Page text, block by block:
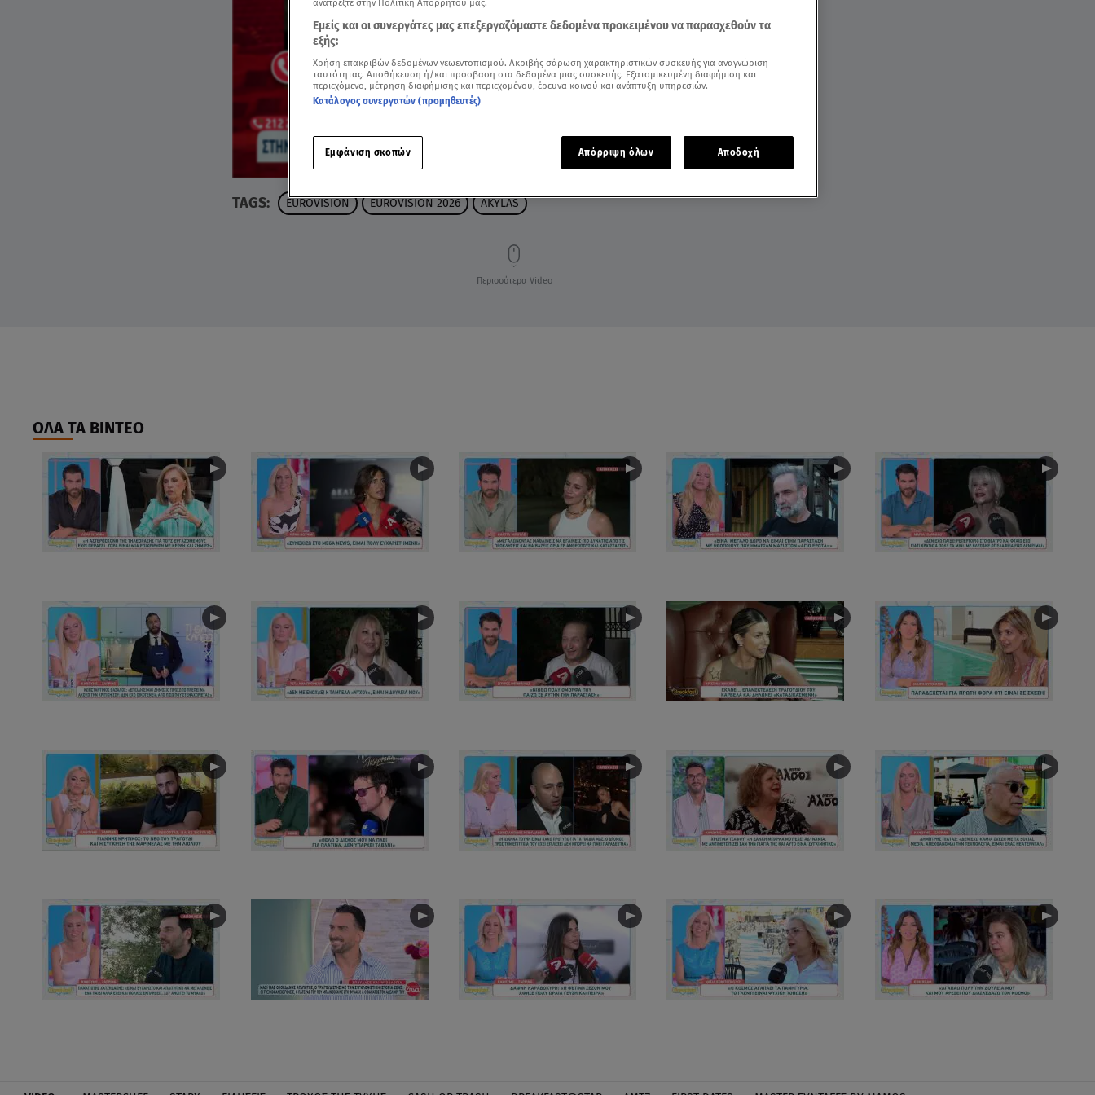
TAGS: EUROVISION EUROVISION 2026 AKYLAS
Περισσότερα Video
ΟΛΑ ΤΑ ΒΙΝΤΕΟ
ανατρέξτε στην Πολιτική Απορρήτου μας.
Εμείς και οι συνεργάτες μας επεξεργαζόμαστε δεδομένα προκειμένου να παρασχεθούν τα
εξής:
Χρήση επακριβών δεδομένων γεωεντοπισμού. Ακριβής σάρωση χαρακτηριστικών συσκευής για αναγνώριση
ταυτότητας. Αποθήκευση ή/και πρόσβαση στα δεδομένα μιας συσκευής. Εξατομικευμένη διαφήμιση και
περιεχόμενο, μέτρηση διαφήμισης και περιεχομένου, έρευνα κοινού και ανάπτυξη υπηρεσιών.
Κατάλογος συνεργατών (προμηθευτές)
Εμφάνιση σκοπών Απόρριψη όλων Αποδοχή